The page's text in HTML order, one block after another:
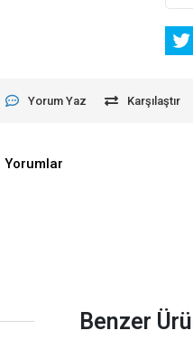
Yorum Yaz Karşılaştır
Yorumlar
Benzer